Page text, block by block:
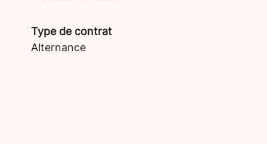
Type de contrat
Alternance